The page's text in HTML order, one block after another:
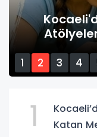
Lokomotif
1 2 3 4
1
Katan